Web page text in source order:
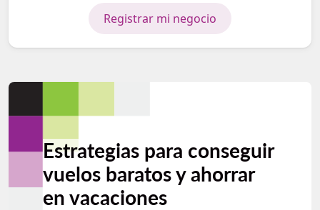
Registrar mi negocio
Estrategias para conseguir
vuelos baratos y ahorrar
en vacaciones